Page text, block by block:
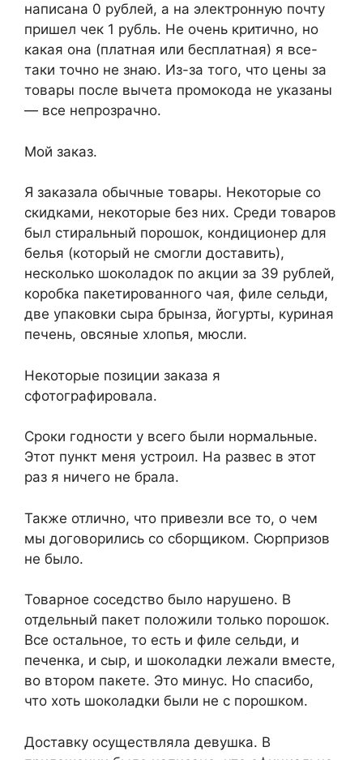
написана 0 рублей, а на электронную почту
пришел чек 1 рубль. Не очень критично, но
какая она (платная или бесплатная) я все-
таки точно не знаю. Из-за того, что цены за
товары после вычета промокода не указаны
— все непрозрачно.
Мой заказ.
Я заказала обычные товары. Некоторые со
скидками, некоторые без них. Среди товаров
был стиральный порошок, кондиционер для
белья (который не смогли доставить),
несколько шоколадок по акции за 39 рублей,
коробка пакетированного чая, филе сельди,
две упаковки сыра брынза, йогурты, куриная
печень, овсяные хлопья, мюсли.
Некоторые позиции заказа я
сфотографировала.
Сроки годности у всего были нормальные.
Этот пункт меня устроил. На развес в этот
раз я ничего не брала.
Также отлично, что привезли все то, о чем
мы договорились со сборщиком. Сюрпризов
не было.
Товарное соседство было нарушено. В
отдельный пакет положили только порошок.
Все остальное, то есть и филе сельди, и
печенка, и сыр, и шоколадки лежали вместе,
во втором пакете. Это минус. Но спасибо,
что хоть шоколадки были не с порошком.
Доставку осуществляла девушка. В